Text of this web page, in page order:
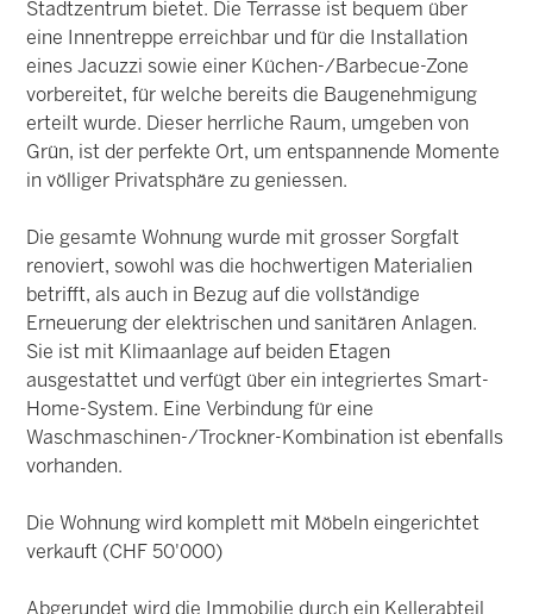
Stadtzentrum bietet. Die Terrasse ist bequem über
eine Innentreppe erreichbar und für die Installation
eines Jacuzzi sowie einer Küchen-/Barbecue-Zone
vorbereitet, für welche bereits die Baugenehmigung
erteilt wurde. Dieser herrliche Raum, umgeben von
Grün, ist der perfekte Ort, um entspannende Momente
in völliger Privatsphäre zu geniessen.
Die gesamte Wohnung wurde mit grosser Sorgfalt
renoviert, sowohl was die hochwertigen Materialien
betrifft, als auch in Bezug auf die vollständige
Erneuerung der elektrischen und sanitären Anlagen.
Sie ist mit Klimaanlage auf beiden Etagen
ausgestattet und verfügt über ein integriertes Smart-
Home-System. Eine Verbindung für eine
Waschmaschinen-/Trockner-Kombination ist ebenfalls
vorhanden.
Die Wohnung wird komplett mit Möbeln eingerichtet
verkauft (CHF 50'000)
Abgerundet wird die Immobilie durch ein Kellerabteil